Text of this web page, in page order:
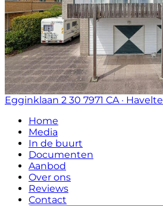
Egginklaan 2 30 7971 CA · Havelte
Home
Media
In de buurt
Documenten
Aanbod
Over ons
Reviews
Contact